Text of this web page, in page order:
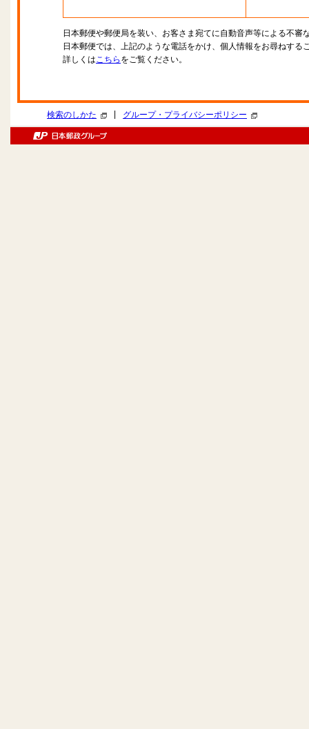
日本郵便や郵便局を装い、お客さま宛てに自動音声等による不審
日本郵便では、上記のような電話をかけ、個人情報をお尋ねする
詳しくはこちら をご覧ください。
検索のしかた グループ・プライバシーポリシー